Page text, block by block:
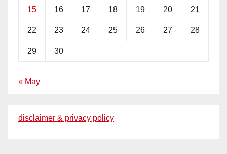
15 16 17 18 19 20 21
22 23 24 25 26 27 28
29 30
« May
disclaimer & privacy policy